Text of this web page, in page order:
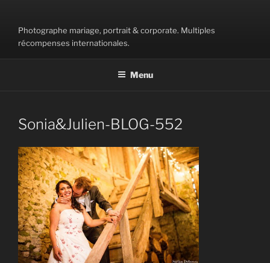
contenuPhotographe mariage, portrait & corporate. Multiples
récompenses internationales.
Menu
Sonia&Julien-BLOG-552